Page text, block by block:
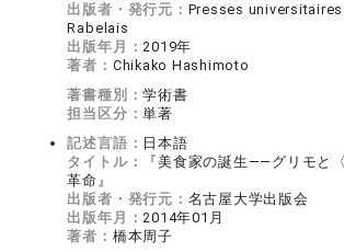
出版者・発行元： Presses
Rabelais
出版年月：2019年
著者： Chikako Hashimoto
著書種別：学術書
担当区分：単著
記述言語： 日本語
タイトル：
『美食家の誕生——グリモと
革命』
出版者・発行元： 名古屋大学出版会
出版年月：2014年01月
著者： 橋本周子